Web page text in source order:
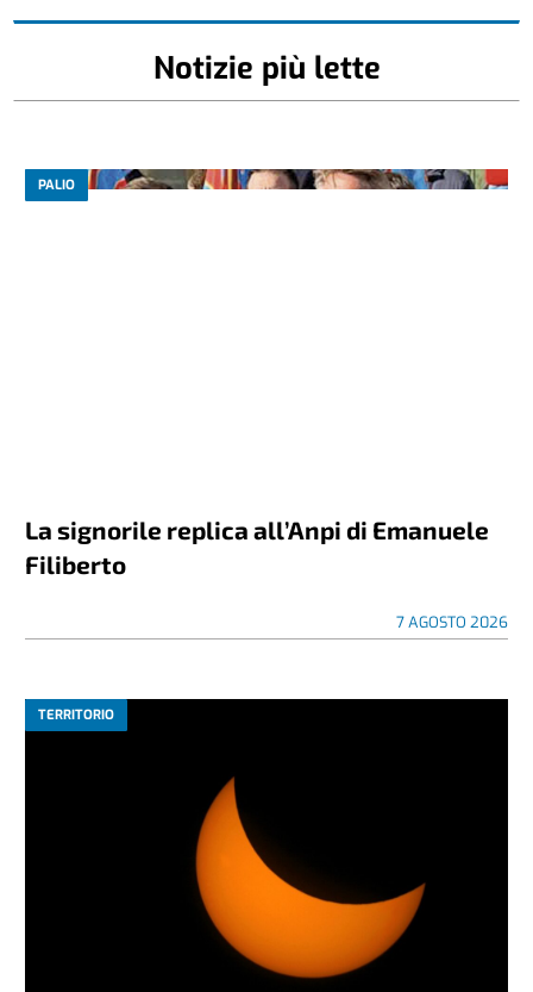
Notizie più lette
PALIO
La signorile replica all’Anpi di Emanuele
Filiberto
7 AGOSTO 2026
TERRITORIO